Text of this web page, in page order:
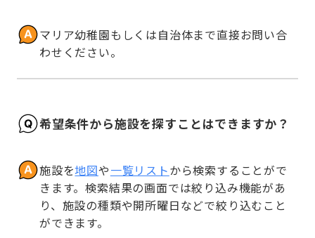
マリア幼稚園もしくは自治体まで直接お問い合
わせください。
希望条件から施設を探すことはできますか？
施設を地図や一覧リストから検索することがで
きます。検索結果の画面では絞り込み機能があ
り、施設の種類や開所曜日などで絞り込むこと
ができます。